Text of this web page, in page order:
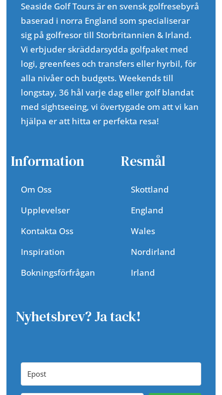
Seaside Golf Tours är en svensk golfresebyrå
baserad i norra England som specialiserar
sig på golfresor till Storbritannien & Irland.
Vi erbjuder skräddarsydda golfpaket med
logi, greenfees och transfers eller hyrbil, för
alla nivåer och budgets. Weekends till
longstay, 36 hål varje dag eller golf blandat
med sightseeing, vi övertygade om att vi kan
hjälpa er att hitta er perfekta resa!
Information
Om Oss
Upplevelser
Kontakta Oss
Inspiration
Bokningsförfrågan
Resmål
Skottland
England
Wales
Nordirland
Irland
Nyhetsbrev? Ja tack!